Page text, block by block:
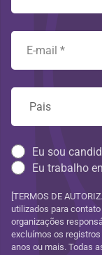
Eu sou
Eu trabalho
[TERMOS DE
utilizados para contato
organizações
excluímos os
anos ou mais. Todas